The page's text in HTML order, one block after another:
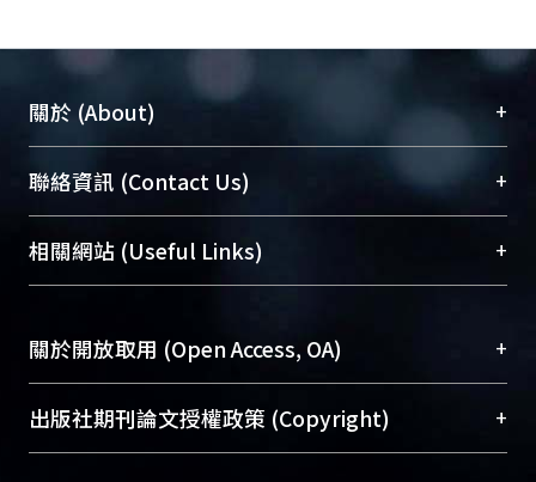
關於 (About) +
臺大位居世界頂尖大學之列，為永久珍藏及向國際
展現本校豐碩的研究成果及學術能量，圖書館整合
機構典藏（NTUR）與學術庫（AH）不同功能平
台，成為臺大學術典藏NTU scholars。期能整合研
成果。
To permanently archive and promote researcher
profiles and scholarly works, Library integrates the
services of “NTU Repository” with “Academic
聯絡資訊 (Contact Us) +
總館學科館員(Main Library)
醫學圖書館學科館員(Medical Library)
Sciences Library)
相關網站 (Useful Links) +
關於開放取用 (Open Access, OA) +
開放取用是從使用者角度提升資訊取用性的社會運
動，應用在學術研究上是透過將研究著作公開供使
出版社期刊論文授權政策 (Copyright) +